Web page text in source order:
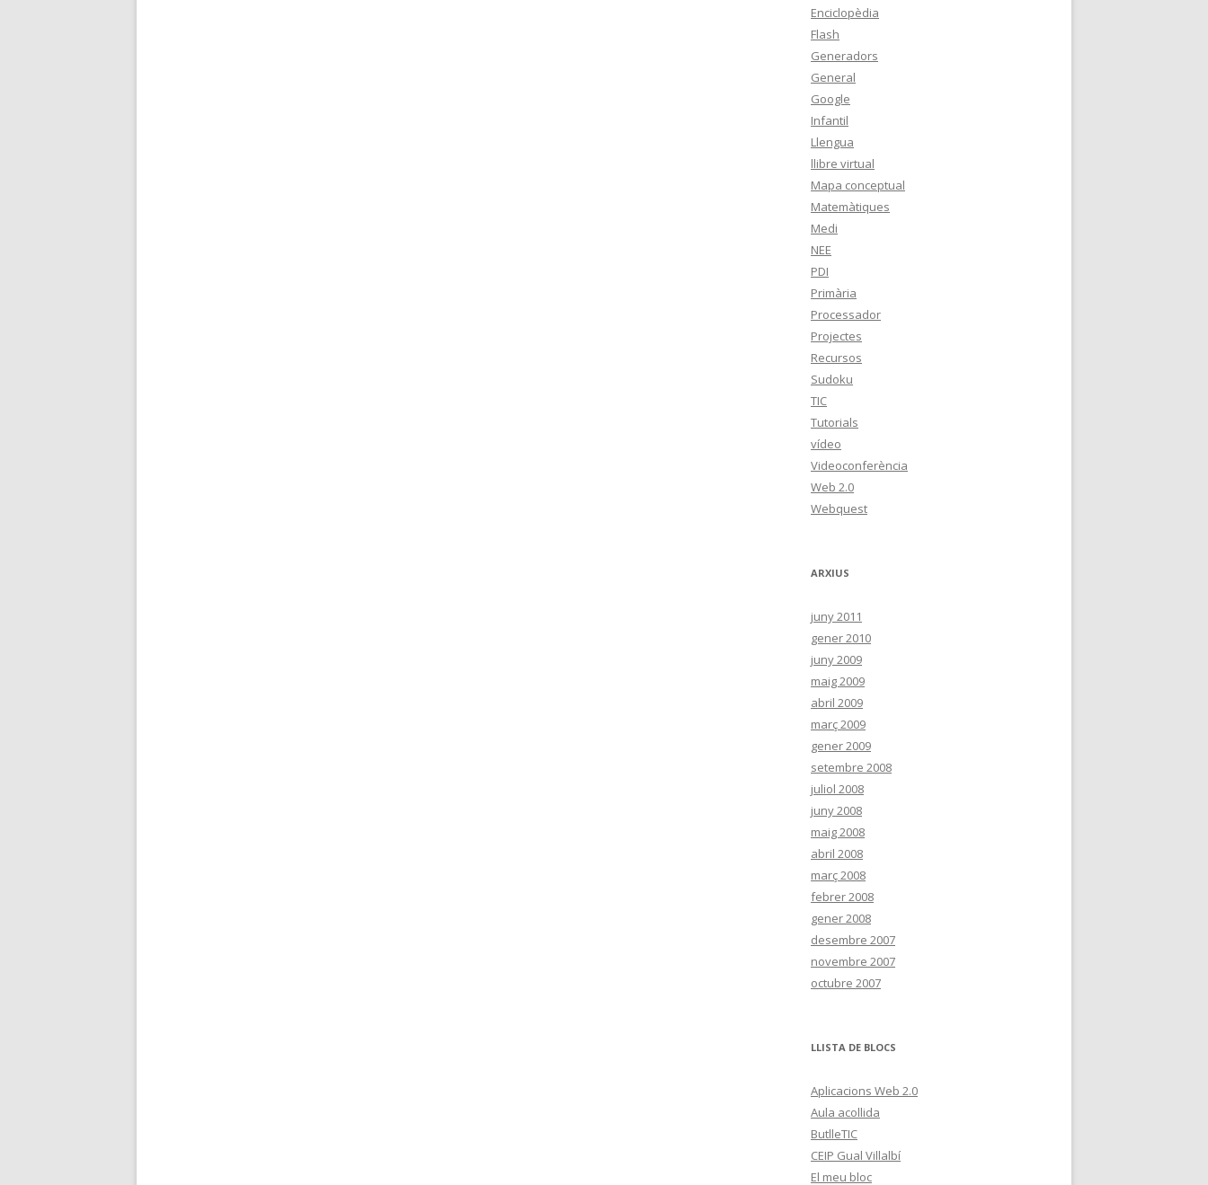
Enciclopèdia
Flash
Generadors
General
Google
Infantil
Llengua
llibre virtual
Mapa conceptual
Matemàtiques
Medi
NEE
PDI
Primària
Processador
Projectes
Recursos
Sudoku
TIC
Tutorials
vídeo
Videoconferència
Web 2.0
Webquest
ARXIUS
juny 2011
gener 2010
juny 2009
maig 2009
abril 2009
març 2009
gener 2009
setembre 2008
juliol 2008
juny 2008
maig 2008
abril 2008
març 2008
febrer 2008
gener 2008
desembre 2007
novembre 2007
octubre 2007
LLISTA DE BLOCS
Aplicacions Web 2.0
Aula acollida
ButlleTIC
CEIP Gual Villalbí
El meu bloc